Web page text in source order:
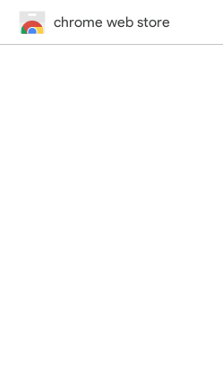
chrome web store